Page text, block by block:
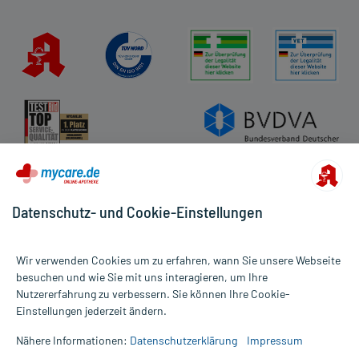
Alle Preise gelten inkl. MwSt., ggf. zzgl. Versandkosten
Informationen auf dieser Website werden ausschließlich für
die Untersuchung und Behandlung durch einen Arzt. Bitte
Datenschutz- und Cookie-Einstellungen
Wir verwenden Cookies um zu erfahren, wann Sie unsere Webseite
besuchen und wie Sie mit uns interagieren, um Ihre
Nutzererfahrung zu verbessern. Sie können Ihre Cookie-
Einstellungen jederzeit ändern.
Nähere Informationen: Datenschutzerklärung Impressum